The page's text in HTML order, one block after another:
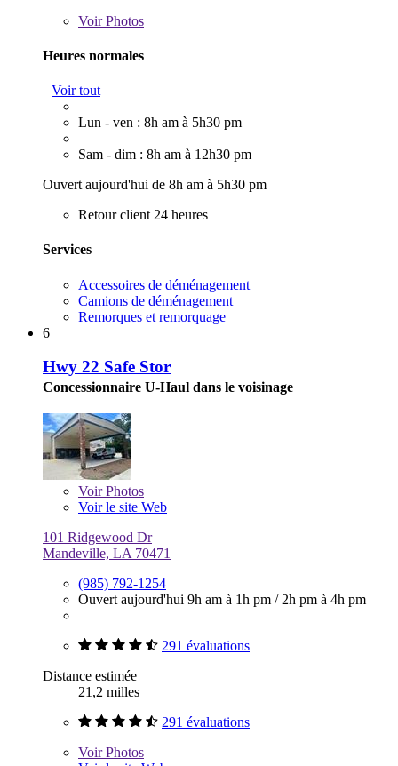
VoirPhotos
Heures normales
Voir tout
Lun - ven : 8h am à 5h30 pm
Sam - dim : 8h am à 12h30 pm
Ouvert aujourd'hui de 8h am à 5h30 pm
Retour client 24 heures
Services
Accessoires de déménagement
Camions de déménagement
Remorques et remorquage
6
Hwy 22 Safe Stor
Concessionnaire U-Haul dans le voisinage
VoirPhotos
Voir le site Web
101 Ridgewood Dr
Mandeville, LA 70471
(985) 792-1254
Ouvert aujourd'hui 9h am à 1h pm / 2h pm à 4h pm
291 évaluations
Distance estimée
21,2 milles
291 évaluations
VoirPhotos